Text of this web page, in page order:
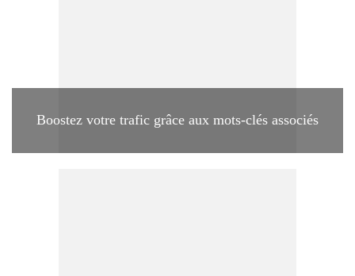
Boostez votre trafic grâce aux mots-clés associés